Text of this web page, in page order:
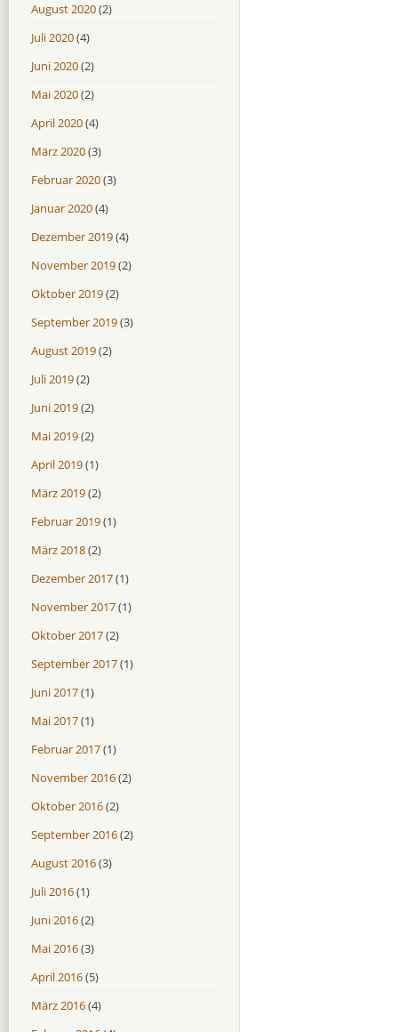
August 2020(2)
Juli 2020(4)
Juni 2020(2)
Mai 2020(2)
April 2020(4)
März 2020(3)
Februar 2020(3)
Januar 2020(4)
Dezember 2019(4)
November 2019(2)
Oktober 2019(2)
September 2019(3)
August 2019(2)
Juli 2019(2)
Juni 2019(2)
Mai 2019(2)
April 2019(1)
März 2019(2)
Februar 2019(1)
März 2018(2)
Dezember 2017(1)
November 2017(1)
Oktober 2017(2)
September 2017(1)
Juni 2017(1)
Mai 2017(1)
Februar 2017(1)
November 2016(2)
Oktober 2016(2)
September 2016(2)
August 2016(3)
Juli 2016(1)
Juni 2016(2)
Mai 2016(3)
April 2016(5)
März 2016(4)